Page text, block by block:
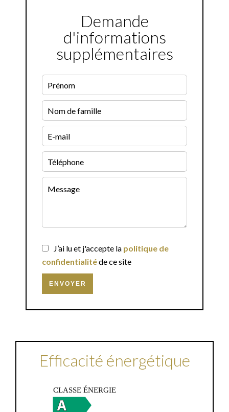
Demande
d'informations
supplémentaires
J’ai lu et j'accepte la politique de
confidentialitéde ce site
ENVOYER
Efficacité énergétique